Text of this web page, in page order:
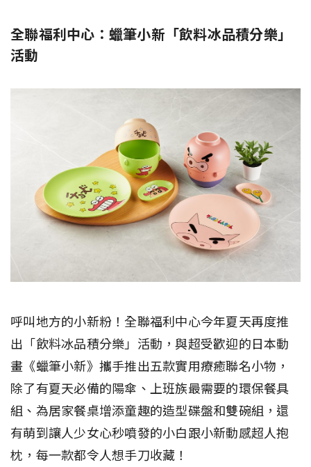
全聯福利中心：蠟筆小新「飲料冰品積分樂」
活動
呼叫地方的小新粉！全聯福利中心今年夏天再度推
出「飲料冰品積分樂」活動，與超受歡迎的日本動
畫《蠟筆小新》攜手推出五款實用療癒聯名小物，
除了有夏天必備的陽傘、上班族最需要的環保餐具
組、為居家餐桌增添童趣的造型碟盤和雙碗組，還
有萌到讓人少女心秒噴發的小白跟小新動感超人抱
枕，每一款都令人想手刀收藏！